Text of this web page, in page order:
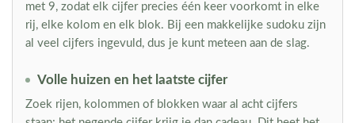
met 9, zodat elk cijfer precies één keer voorkomt in elke
rij, elke kolom en elk blok. Bij een makkelijke sudoku zijn
al veel cijfers ingevuld, dus je kunt meteen aan de slag.
Volle huizen en het laatste cijfer
Zoek rijen, kolommen of blokken waar al acht cijfers